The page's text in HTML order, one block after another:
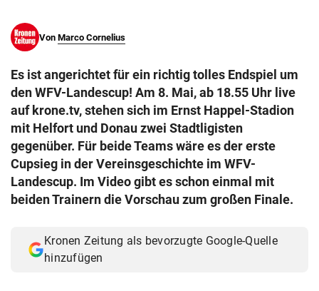
Von Marco Cornelius
Es ist angerichtet für ein richtig tolles Endspiel um
den WFV-Landescup! Am 8. Mai, ab 18.55 Uhr live
auf krone.tv, stehen sich im Ernst Happel-Stadion
mit Helfort und Donau zwei Stadtligisten
gegenüber. Für beide Teams wäre es der erste
Cupsieg in der Vereinsgeschichte im WFV-
Landescup. Im Video gibt es schon einmal mit
beiden Trainern die Vorschau zum großen Finale.
Kronen Zeitung als bevorzugte Google-Quelle
hinzufügen